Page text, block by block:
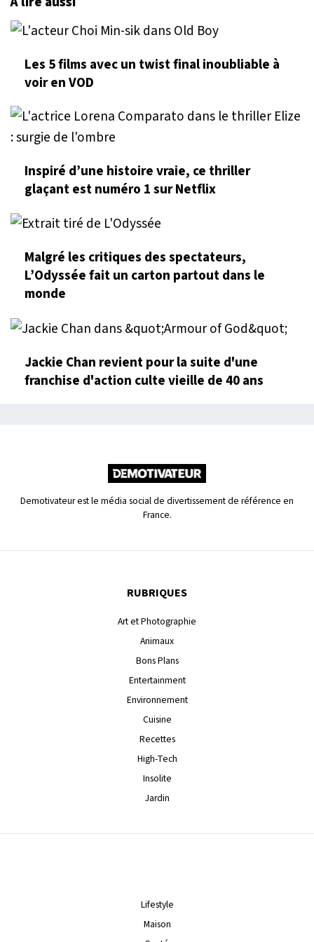
Les 5 films avec un twist final inoubliable à
voir en VOD
Inspiré d’une histoire vraie, ce thriller
glaçant est numéro 1 sur Netflix
Malgré les critiques des spectateurs,
L’Odyssée fait un carton partout dans le
monde
Jackie Chan revient pour la suite d'une
franchise d'action culte vieille de 40 ans
Demotivateur est le média social de divertissement de référence en
France.
RUBRIQUES
Art et Photographie
Animaux
Bons Plans
Entertainment
Environnement
Cuisine
Recettes
High-Tech
Insolite
Jardin
Lifestyle
Maison